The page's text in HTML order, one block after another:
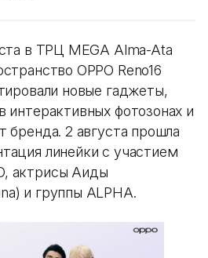
в ТРЦ MEGA Alma-Ata
OPPO Reno16
новые гаджеты,
интерактивных фотозонах и
бренда. 2 августа прошла
линейки с участием
актрисы Аиды
и группы ALPHA.